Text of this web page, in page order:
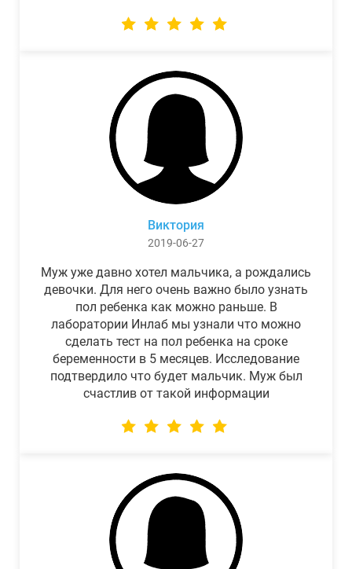
Виктория
2019-06-27
Муж уже давно хотел мальчика, а рождались
девочки. Для него очень важно было узнать
пол ребенка как можно раньше. В
лаборатории Инлаб мы узнали что можно
сделать тест на пол ребенка на сроке
беременности в 5 месяцев. Исследование
подтвердило что будет мальчик. Муж был
счастлив от такой информации